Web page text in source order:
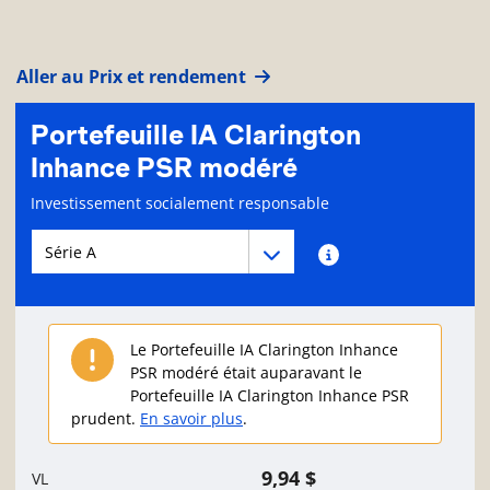
Aller au Prix et rendement
Portefeuille IA Clarington
Inhance PSR modéré
Page d'informations sur le fonds
Investissement socialement responsable
Menu déroulant des séries du Fonds
Menu déroulant des séries du Fonds
Le Portefeuille IA Clarington Inhance
PSR modéré était auparavant le
Portefeuille IA Clarington Inhance PSR
prudent. En savoir plus.
VL 9,94 $